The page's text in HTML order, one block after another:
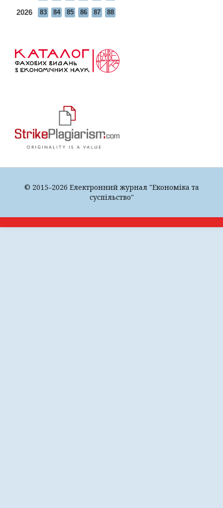
2026 83 84 85 86 87 88
© 2015–2026 Електронний журнал "Економіка та
суспільство"